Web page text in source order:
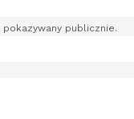
publicznie.